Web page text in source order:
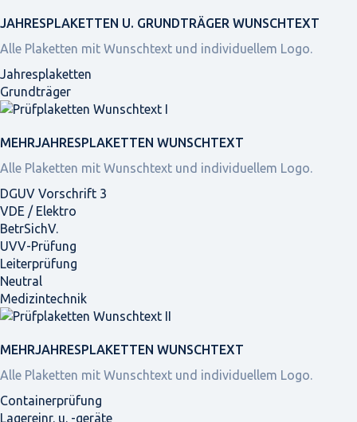
JAHRES­PLAKETTEN U. GRUNDTRÄGER WUNSCHTEXT
Alle Plaketten mit Wunschtext und individuellem Logo.
Jahresplaketten
Grundträger
MEHRJAHRES­PLAKETTEN WUNSCHTEXT
Alle Plaketten mit Wunschtext und individuellem Logo.
DGUV Vorschrift 3
VDE / Elektro
BetrSichV.
UVV-Prüfung
Leiterprüfung
Neutral
Medizintechnik
MEHRJAHRES­PLAKETTEN WUNSCHTEXT
Alle Plaketten mit Wunschtext und individuellem Logo.
Containerprüfung
Lagereinr. u. -geräte